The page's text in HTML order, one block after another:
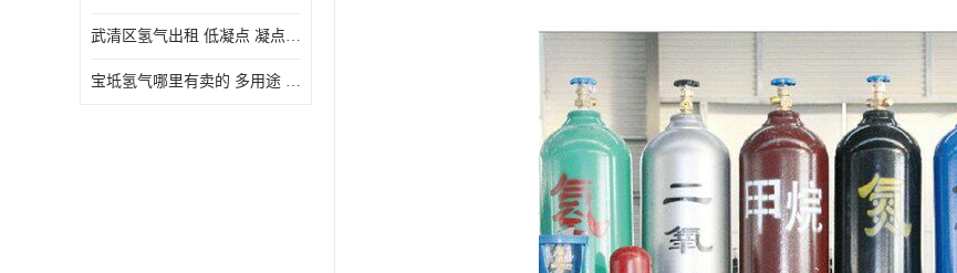
武清区氢气出租 低凝点 凝点为-259
宝坻氢气哪里有卖的 多用途 可以在空气中上升